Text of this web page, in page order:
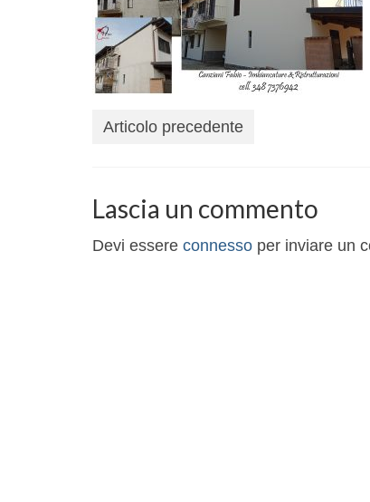
Articolo precedente
Lascia un commento
Devi essere connesso per inviare un